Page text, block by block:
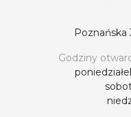
Poznańska
Godziny